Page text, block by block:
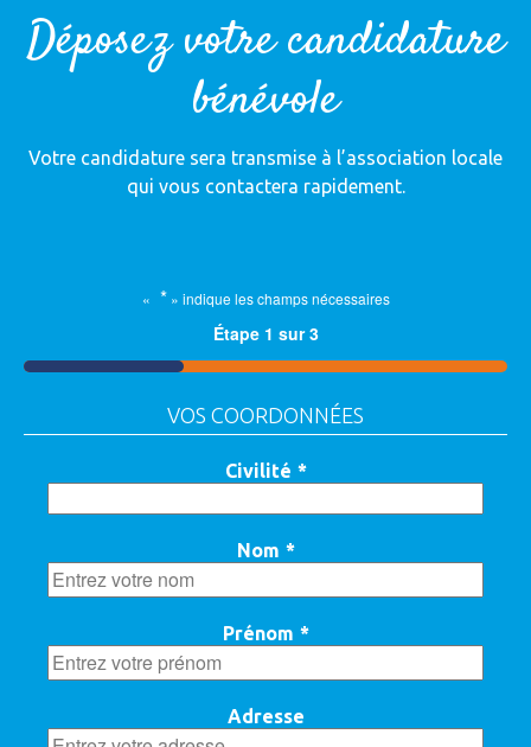
Déposez votre candidature
bénévole
Votre candidature sera transmise à l’association locale
qui vous contactera rapidement.
« *» indique les champs nécessaires
Étape 1 sur3
33%
VOS COORDONNÉES
Civilité *
Nom *
Prénom *
Adresse